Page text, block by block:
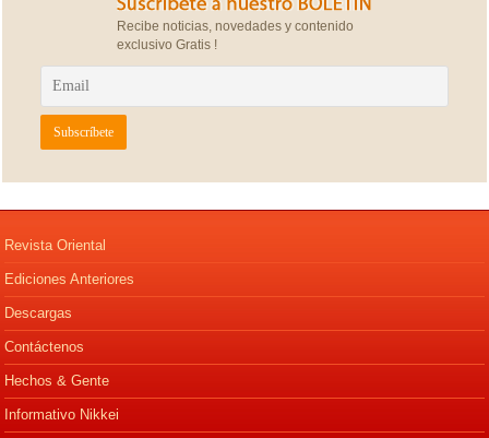
Recibe noticias, novedades y contenido
exclusivo Gratis !
Revista Oriental
Ediciones Anteriores
Descargas
Contáctenos
Hechos & Gente
Informativo Nikkei